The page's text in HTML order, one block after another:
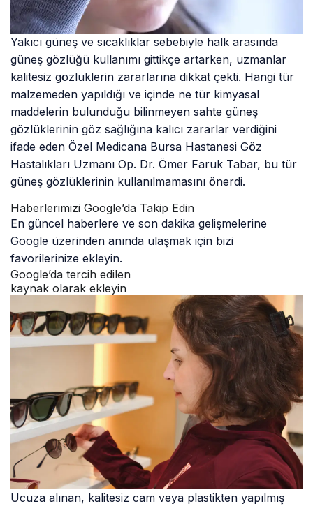
Yakıcı güneş ve sıcaklıklar sebebiyle halk arasında
güneş gözlüğü kullanımı gittikçe artarken, uzmanlar
kalitesiz gözlüklerin zararlarına dikkat çekti. Hangi tür
malzemeden yapıldığı ve içinde ne tür kimyasal
maddelerin bulunduğu bilinmeyen sahte güneş
gözlüklerinin göz sağlığına kalıcı zararlar verdiğini
ifade eden Özel Medicana Bursa Hastanesi Göz
Hastalıkları Uzmanı Op. Dr. Ömer Faruk Tabar, bu tür
güneş gözlüklerinin kullanılmamasını önerdi.
Haberlerimizi Google’da Takip Edin
En güncel haberlere ve son dakika gelişmelerine
Google üzerinden anında ulaşmak için bizi
favorilerinize ekleyin.
Google’da tercih edilen
kaynak olarak ekleyin
Ucuza alınan, kalitesiz cam veya plastikten yapılmış